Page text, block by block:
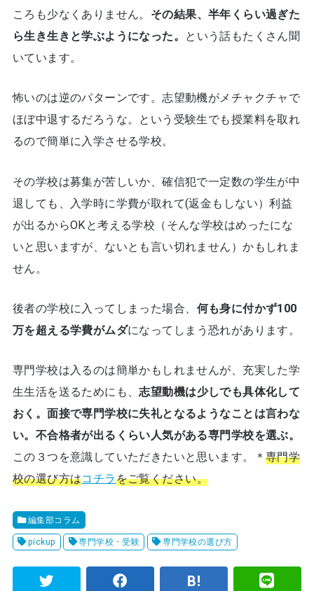
ころも少なくありません。 その結果、半年くらい過ぎた
ら生き生きと学ぶようになった。
という話もたくさん聞
いています。
怖いのは逆のパターンです。志望動機がメチャクチャで
ほぼ中退するだろうな。という受験生でも授業料を取れ
るので簡単に入学させる学校。
その学校は募集が苦しいか、確信犯で一定数の学生が中
退しても、入学時に学費が取れて(返金もしない）利益
が出るからOKと考える学校（そんな学校はめったにな
いと思いますが、ないとも言い切れません）かもしれま
せん。
後者の学校に入ってしまった場合、 何も身に付かず100
万を超える学費がムダになってしまう恐れがあります。
専門学校は入るのは簡単かもしれませんが、充実した学
生生活を送るためにも、志望動機は少しでも具体化して
おく。面接で専門学校に失礼となるようなことは言わな
い。不合格者が出るくらい人気がある専門学校を選ぶ。
この３つを意識していただきたいと思います。＊ 専門学
校の選び方はコチラをご覧ください。
編集部コラム
pickup 専門学校・受験 専門学校の選び方